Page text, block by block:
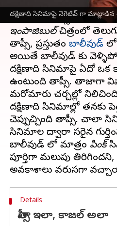
దక్షిణాది సినిమాపై నెగెటివ్ గా మాట్లాడిన
గత కొన్ని సంవత్సరాలుగా
హీరోయిన్ తాప్సీ
ఇంపాజిబుల్చిత్రంలో
తాప్సీ, ప్రస్తుతం బాలీవుడ్ లో
అయితే బాలీవుడ్ కు
దక్షిణాది సినిమాపై ఏదో ఒక
ఉంటుంది తాప్సీ. తాజాగా
మరోమారు చర్చల్లో
దక్షిణాది సినిమాల్లో తనకు
చెప్పుకొచ్చింది తాప్సీ. చాలా
సినిమాల ద్వారా సరైన
బాలీవుడ్ లో మాత్రం పింక్
పూర్తిగా మలుపు
Details
తాప్సీ ఇలా, కాజల్ అలా